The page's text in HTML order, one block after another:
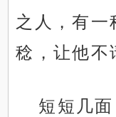
之人，有一
稔，让他不
短短几